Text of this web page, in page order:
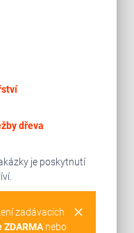
dřeva
je poskytnutí
clear
zadávacích
nebo